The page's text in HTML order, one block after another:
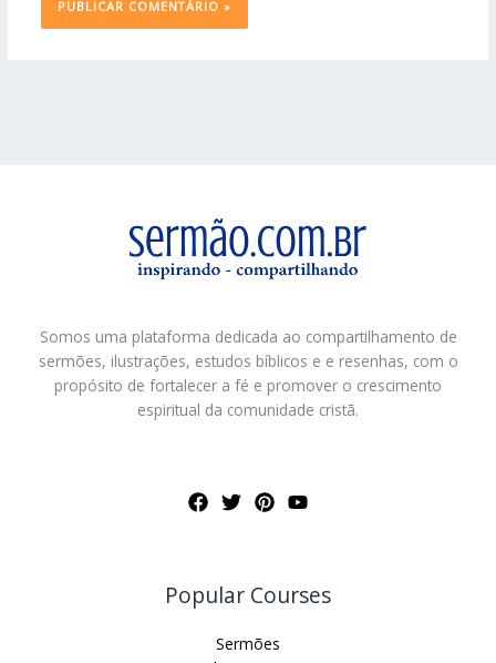
Somos uma plataforma dedicada ao compartilhamento de
sermões, ilustrações, estudos bíblicos e e resenhas, com o
propósito de fortalecer a fé e promover o crescimento
espiritual da comunidade cristã.
Popular Courses
Sermões